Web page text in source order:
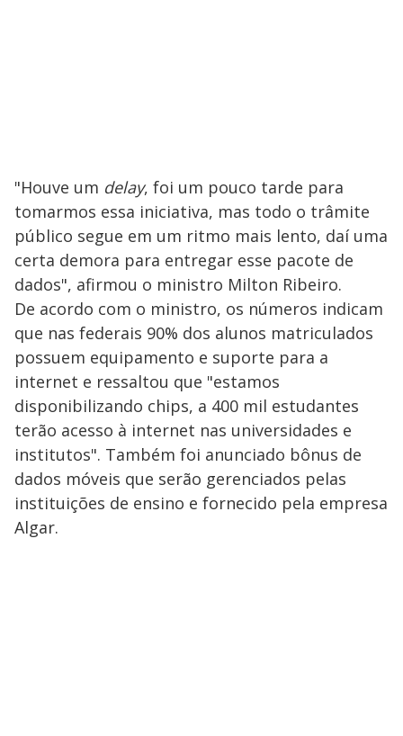
"Houve um delay, foi um pouco tarde para
tomarmos essa iniciativa, mas todo o trâmite
público segue em um ritmo mais lento, daí uma
certa demora para entregar esse pacote de
dados", afirmou o ministro Milton Ribeiro.
De acordo com o ministro, os números indicam
que nas federais 90% dos alunos matriculados
possuem equipamento e suporte para a
internet e ressaltou que "estamos
disponibilizando chips, a 400 mil estudantes
terão acesso à internet nas universidades e
institutos". Também foi anunciado bônus de
dados móveis que serão gerenciados pelas
instituições de ensino e fornecido pela empresa
Algar.